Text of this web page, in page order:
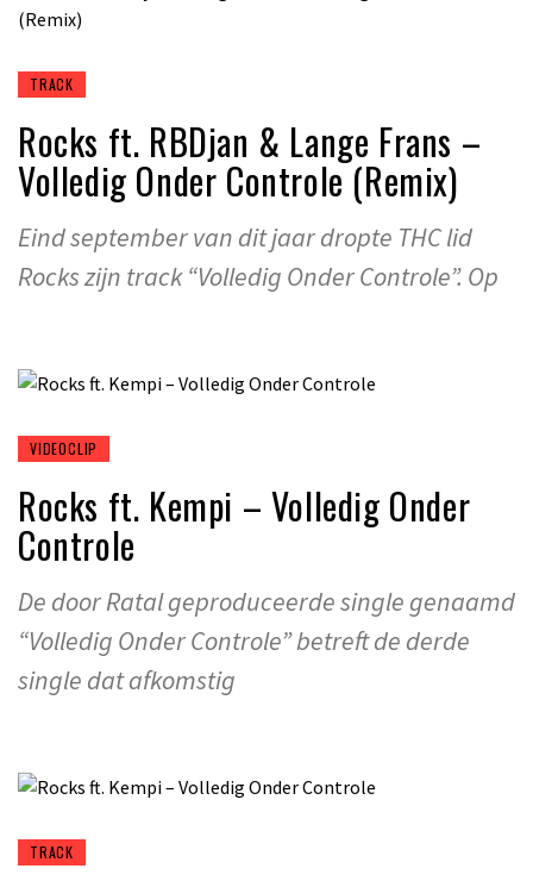
TRACK
Rocks ft. RBDjan & Lange Frans –
Volledig Onder Controle (Remix)
Eind september van dit jaar dropte THC lid
Rocks zijn track “Volledig Onder Controle”. Op
VIDEOCLIP
Rocks ft. Kempi – Volledig Onder
Controle
De door Ratal geproduceerde single genaamd
“Volledig Onder Controle” betreft de derde
single dat afkomstig
TRACK